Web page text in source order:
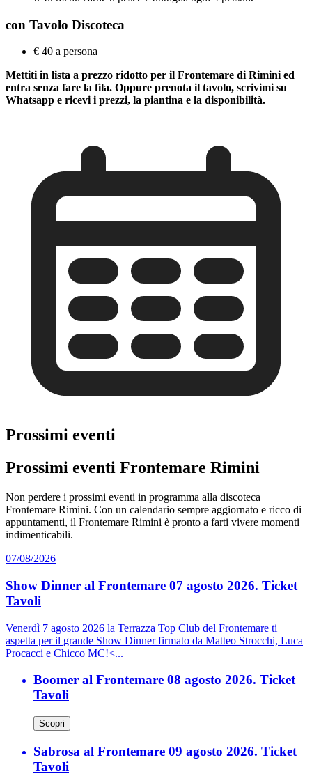
con Tavolo Discoteca
€ 40 a persona
Mettiti in lista a prezzo ridotto per il Frontemare di Rimini ed
entra senza fare la fila. Oppure prenota il tavolo, scrivimi su
Whatsapp e ricevi i prezzi, la piantina e la disponibilità.
Prossimi eventi
Prossimi eventi Frontemare Rimini
Non perdere i prossimi eventi in programma alla discoteca
Frontemare Rimini. Con un calendario sempre aggiornato e ricco di
appuntamenti, il Frontemare Rimini è pronto a farti vivere momenti
indimenticabili.
07/08/2026
Show Dinner al Frontemare 07 agosto 2026. Ticket
Tavoli
Venerdì 7 agosto 2026 la Terrazza Top Club del Frontemare ti
aspetta per il grande Show Dinner firmato da Matteo Strocchi, Luca
Procacci e Chicco MC!<...
Boomer al Frontemare 08 agosto 2026. Ticket
Tavoli
Scopri
Sabrosa al Frontemare 09 agosto 2026. Ticket
Tavoli